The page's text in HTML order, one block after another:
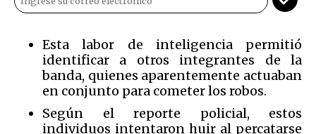
Esta labor de inteligencia permitió
identificar a otros integrantes de la
banda, quienes aparentemente actuaban
en conjunto para cometer los robos.
Según el reporte policial, estos
individuos intentaron huir al percatarse